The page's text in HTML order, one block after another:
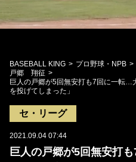
BASEBALL KING プロ野球・NPB
戸郷 翔征
巨人の戸郷が5回無安打も7回に一転…
を投げてしまった」
セ・リーグ
2021.09.04 07:44
巨人の戸郷が5回無安打